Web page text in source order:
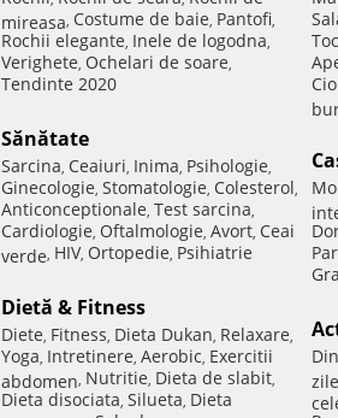
mireasa, Costume de baie, Pantofi,
Rochii elegante, Inele de logodna,
Verighete, Ochelari de soare,
Tendinte 2020
Sănătate
Sarcina, Ceaiuri, Inima, Psihologie,
Ginecologie, Stomatologie, Colesterol,
Anticonceptionale, Test sarcina,
Cardiologie, Oftalmologie, Avort, Ceai
verde, HIV, Ortopedie, Psihiatrie
Dietă & Fitness
Diete, Fitness, Dieta Dukan, Relaxare,
Yoga, Intretinere, Aerobic, Exercitii
abdomen, Nutritie, Dieta de slabit,
Dieta disociata, Silueta, Dieta